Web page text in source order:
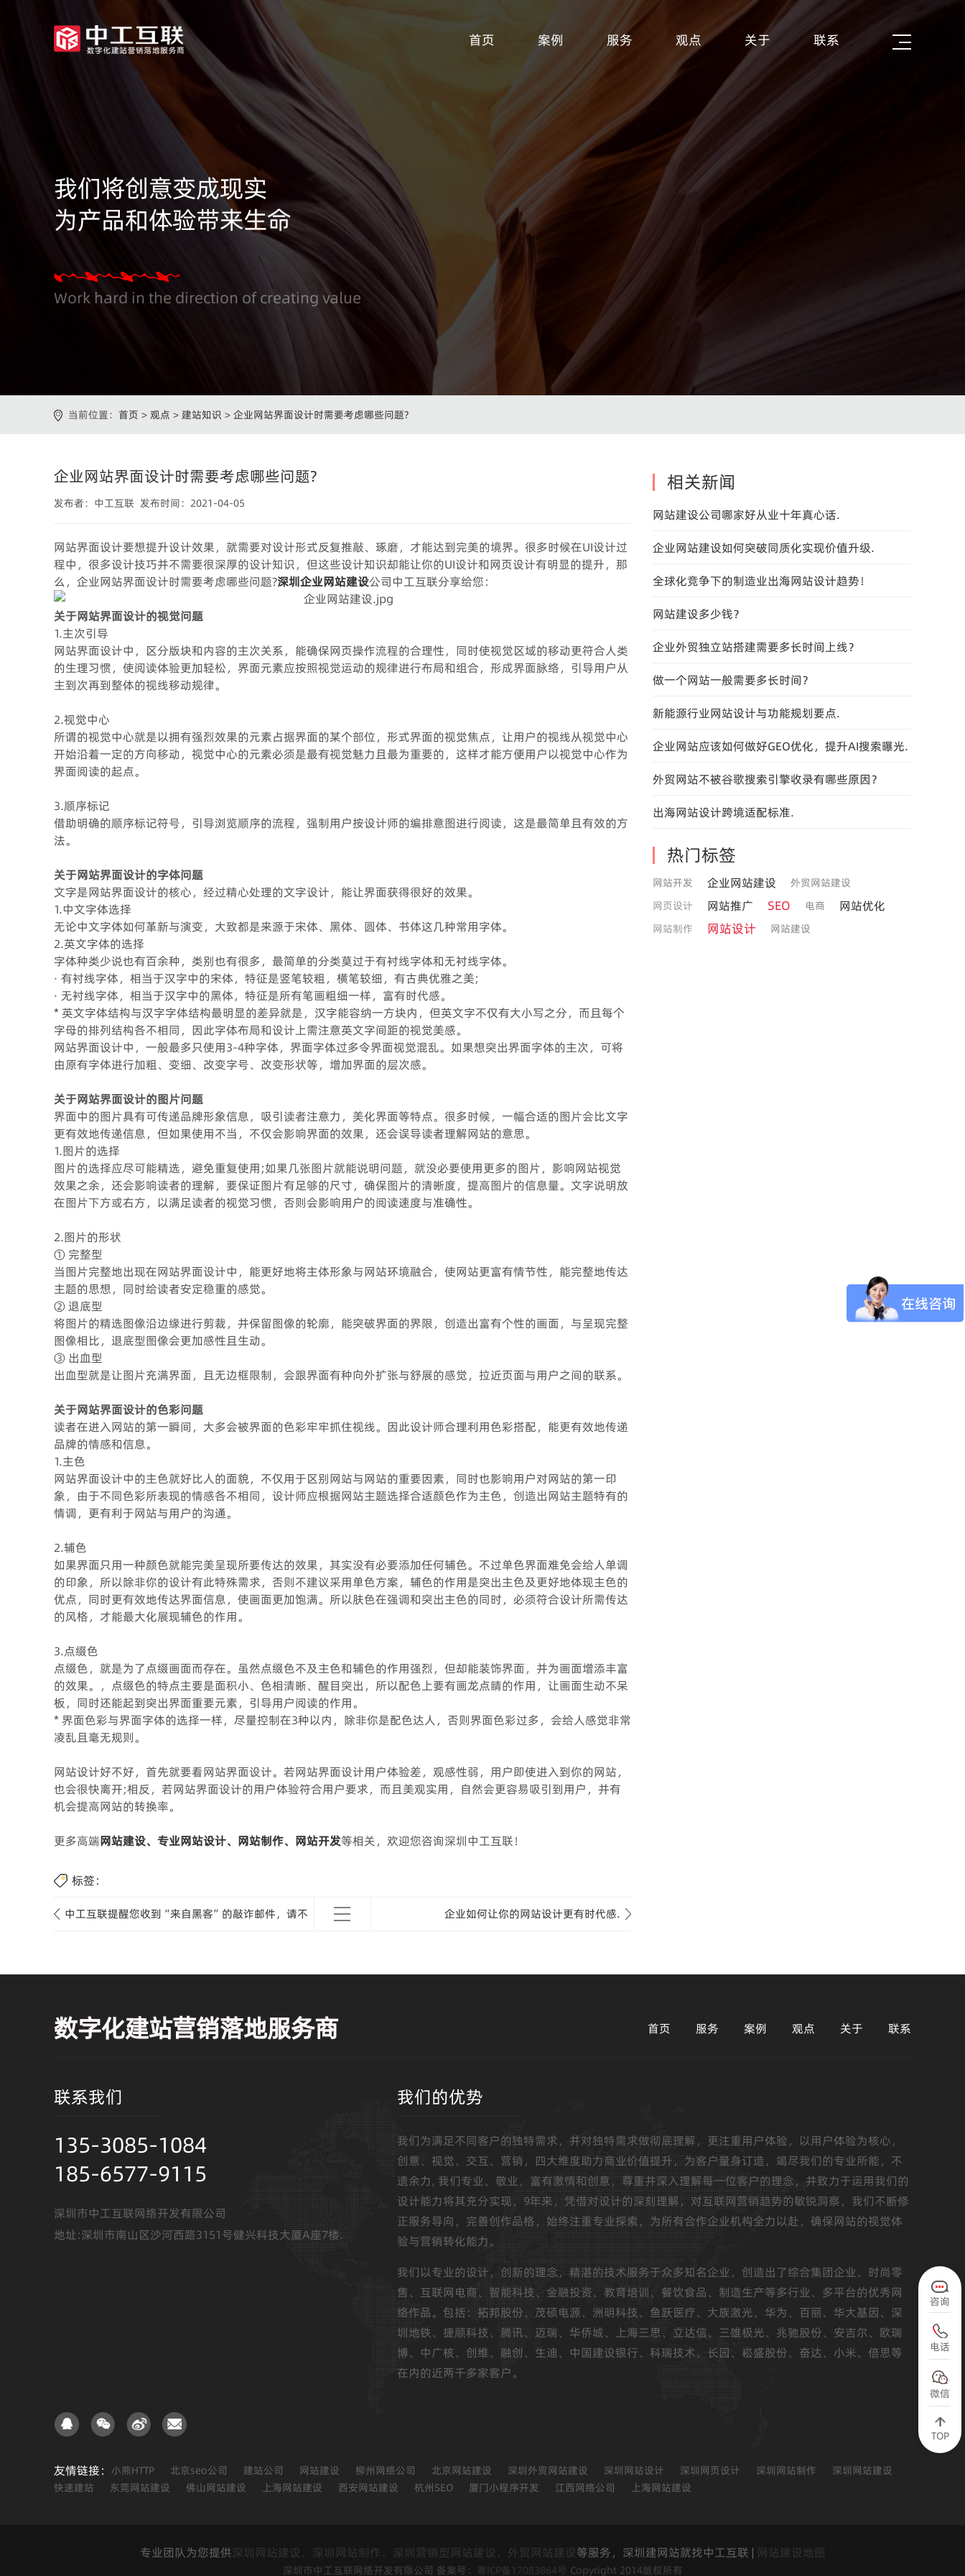
首页 案例 服务 观点 关于 联系
我们将创意变成现实
为产品和体验带来生命
Work hard in the direction of creating value
当前位置： 首页 > 观点 > 建站知识 > 企业网站界面设计时需要考虑哪些问题?
企业网站界面设计时需要考虑哪些问题?
发布者：中工互联 发布时间：2021-04-05
网站界面设计要想提升设计效果，就需要对设计形式反复推敲、琢磨，才能达到完美的境界。很多时候在UI设计过
程中，很多设计技巧并不需要很深厚的设计知识，但这些设计知识却能让你的UI设计和网页设计有明显的提升，那
么，企业网站界面设计时需要考虑哪些问题?深圳企业网站建设公司中工互联分享给您：
关于网站界面设计的视觉问题
1.主次引导
网站界面设计中，区分版块和内容的主次关系，能确保网页操作流程的合理性，同时使视觉区域的移动更符合人类
的生理习惯，使阅读体验更加轻松，界面元素应按照视觉运动的规律进行布局和组合，形成界面脉络，引导用户从
主到次再到整体的视线移动规律。
2.视觉中心
所谓的视觉中心就是以拥有强烈效果的元素占据界面的某个部位，形式界面的视觉焦点，让用户的视线从视觉中心
开始沿着一定的方向移动，视觉中心的元素必须是最有视觉魅力且最为重要的，这样才能方便用户以视觉中心作为
界面阅读的起点。
3.顺序标记
借助明确的顺序标记符号，引导浏览顺序的流程，强制用户按设计师的编排意图进行阅读，这是最简单且有效的方
法。
关于网站界面设计的字体问题
文字是网站界面设计的核心，经过精心处理的文字设计，能让界面获得很好的效果。
1.中文字体选择
无论中文字体如何革新与演变，大致都是来源于宋体、黑体、圆体、书体这几种常用字体。
2.英文字体的选择
字体种类少说也有百余种，类别也有很多，最简单的分类莫过于有衬线字体和无衬线字体。
· 有衬线字体，相当于汉字中的宋体，特征是竖笔较粗，横笔较细，有古典优雅之美;
· 无衬线字体，相当于汉字中的黑体，特征是所有笔画粗细一样，富有时代感。
* 英文字体结构与汉字字体结构最明显的差异就是，汉字能容纳一方块内，但英文字不仅有大小写之分，而且每个
字母的排列结构各不相同，因此字体布局和设计上需注意英文字间距的视觉美感。
网站界面设计中，一般最多只使用3-4种字体，界面字体过多令界面视觉混乱。如果想突出界面字体的主次，可将
由原有字体进行加粗、变细、改变字号、改变形状等，增加界面的层次感。
关于网站界面设计的图片问题
界面中的图片具有可传递品牌形象信息，吸引读者注意力，美化界面等特点。很多时候，一幅合适的图片会比文字
更有效地传递信息，但如果使用不当，不仅会影响界面的效果，还会误导读者理解网站的意思。
1.图片的选择
图片的选择应尽可能精选，避免重复使用;如果几张图片就能说明问题，就没必要使用更多的图片，影响网站视觉
效果之余，还会影响读者的理解，要保证图片有足够的尺寸，确保图片的清晰度，提高图片的信息量。文字说明放
在图片下方或右方，以满足读者的视觉习惯，否则会影响用户的阅读速度与准确性。
2.图片的形状
① 完整型
当图片完整地出现在网站界面设计中，能更好地将主体形象与网站环境融合，使网站更富有情节性，能完整地传达
主题的思想，同时给读者安定稳重的感觉。
② 退底型
将图片的精选图像沿边缘进行剪裁，并保留图像的轮廓，能突破界面的界限，创造出富有个性的画面，与呈现完整
图像相比，退底型图像会更加感性且生动。
③ 出血型
出血型就是让图片充满界面，且无边框限制，会跟界面有种向外扩张与舒展的感觉，拉近页面与用户之间的联系。
关于网站界面设计的色彩问题
读者在进入网站的第一瞬间，大多会被界面的色彩牢牢抓住视线。因此设计师合理利用色彩搭配，能更有效地传递
品牌的情感和信息。
1.主色
网站界面设计中的主色就好比人的面貌，不仅用于区别网站与网站的重要因素，同时也影响用户对网站的第一印
象，由于不同色彩所表现的情感各不相同，设计师应根据网站主题选择合适颜色作为主色，创造出网站主题特有的
情调，更有利于网站与用户的沟通。
2.辅色
如果界面只用一种颜色就能完美呈现所要传达的效果，其实没有必要添加任何辅色。不过单色界面难免会给人单调
的印象，所以除非你的设计有此特殊需求，否则不建议采用单色方案，辅色的作用是突出主色及更好地体现主色的
优点，同时更有效地传达界面信息，使画面更加饱满。所以肤色在强调和突出主色的同时，必须符合设计所需传达
的风格，才能最大化展现辅色的作用。
3.点缀色
点缀色，就是为了点缀画面而存在。虽然点缀色不及主色和辅色的作用强烈，但却能装饰界面，并为画面增添丰富
的效果。，点缀色的特点主要是面积小、色相清晰、醒目突出，所以配色上要有画龙点睛的作用，让画面生动不呆
板，同时还能起到突出界面重要元素，引导用户阅读的作用。
* 界面色彩与界面字体的选择一样，尽量控制在3种以内，除非你是配色达人，否则界面色彩过多，会给人感觉非常
凌乱且毫无规则。
网站设计好不好，首先就要看网站界面设计。若网站界面设计用户体验差，观感性弱，用户即使进入到你的网站，
也会很快离开;相反，若网站界面设计的用户体验符合用户要求，而且美观实用，自然会更容易吸引到用户，并有
机会提高网站的转换率。
更多高端网站建设、专业网站设计、网站制作、网站开发等相关，欢迎您咨询深圳中工互联！
标签：
中工互联提醒您收到“来自黑客”的敲诈邮件，请不 企业如何让你的网站设计更有时代感.
相关新闻
网站建设公司哪家好从业十年真心话.
企业网站建设如何突破同质化实现价值升级.
全球化竞争下的制造业出海网站设计趋势！
网站建设多少钱？
企业外贸独立站搭建需要多长时间上线？
做一个网站一般需要多长时间？
新能源行业网站设计与功能规划要点.
企业网站应该如何做好GEO优化，提升AI搜索曝光.
外贸网站不被谷歌搜索引擎收录有哪些原因？
出海网站设计跨境适配标准.
热门标签
网站开发 企业网站建设
外贸网站建设
网页设计
网站推广 SEO 电商 网站优化
网站制作 网站设计 网站建设
数字化建站营销落地服务商 首页 服务 案例 观点 关于 联系
联系我们
135-3085-1084
185-6577-9115
深圳市中工互联网络开发有限公司
地址:深圳市南山区沙河西路3151号健兴科技大厦A座7楼.
我们的优势
我们为满足不同客户的独特需求，并对独特需求做彻底理解，更注重用户体验，以用户体验为核心，
创意、视觉、交互、营销，四大维度助力商业价值提升，为客户量身订造，竭尽我们的专业所能，不
遗余力, 我们专业、敬业，富有激情和创意，尊重并深入理解每一位客户的理念，并致力于运用我们的
设计能力将其充分实现，9年来，凭借对设计的深刻理解，对互联网营销趋势的敏锐洞察，我们不断修
正服务导向，完善创作品格，始终注重专业探索，为所有合作企业机构全力以赴，确保网站的视觉体
验与营销转化能力。
我们以专业的设计，创新的理念，精湛的技术服务于众多知名企业，创造出了综合集团企业、时尚零
售、互联网电商、智能科技、金融投资、教育培训、餐饮食品、制造生产等多行业、多平台的优秀网
络作品。包括：拓邦股份、茂硕电源、洲明科技、鱼跃医疗、大族激光、华为、百丽、华大基因、深
圳地铁、捷顺科技、腾讯、迈瑞、华侨城、上海三思、立达信、三雄极光、兆驰股份、安吉尔、欧瑞
博、中广核、创维、融创、生迪、中国建设银行、科瑞技术、长园、崧盛股份、奋达、小米、倍思等
在内的近两千多家客户。
友情链接： 小熊HTTP 北京seo公司 建站公司 网站建设 柳州网络公司 北京网站建设 深圳外贸网站建设 深圳网站设计 深圳网页设计 深圳网站制作
深圳网站建设
快速建站
东莞网站建设 佛山网站建设 上海网站建设 西安网站建设 杭州SEO 厦门小程序开发 江西网络公司 上海网站建设
专业团队为您提供深圳网站建设、深圳网站制作、深圳营销型网站建设、外贸网站建设等服务，深圳建网站就找中工互联 | 网站建设地图
深圳市中工互联网络开发有限公司 备案号： 粤ICP备17083864号 Copyright 2014版权所有
咨询
电话
微信
TOP